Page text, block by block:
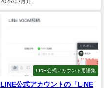
2025年7月1日
LINE公式アカウント用語集
LINE公式アカウントの「LINE